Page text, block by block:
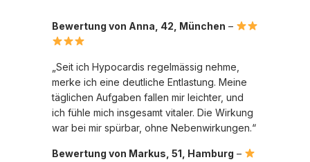
Bewertung von Anna, 42, München –
„Seit ich Hypocardis regelmässig nehme,
merke ich eine deutliche Entlastung. Meine
täglichen Aufgaben fallen mir leichter, und
ich fühle mich insgesamt vitaler. Die Wirkung
war bei mir spürbar, ohne Nebenwirkungen.“
Bewertung von Markus, 51, Hamburg –